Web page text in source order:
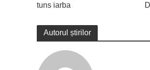
tuns iarba
Autorul știrilor